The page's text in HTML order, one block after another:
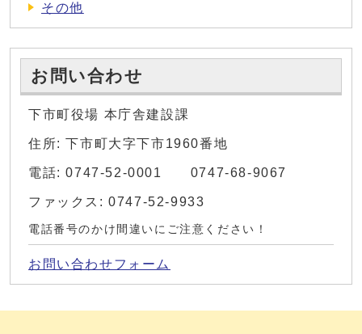
その他
お問い合わせ
下市町役場 本庁舎建設課
住所: 下市町大字下市1960番地
電話: 0747-52-0001 0747-68-9067
ファックス: 0747-52-9933
電話番号のかけ間違いにご注意ください！
お問い合わせフォーム